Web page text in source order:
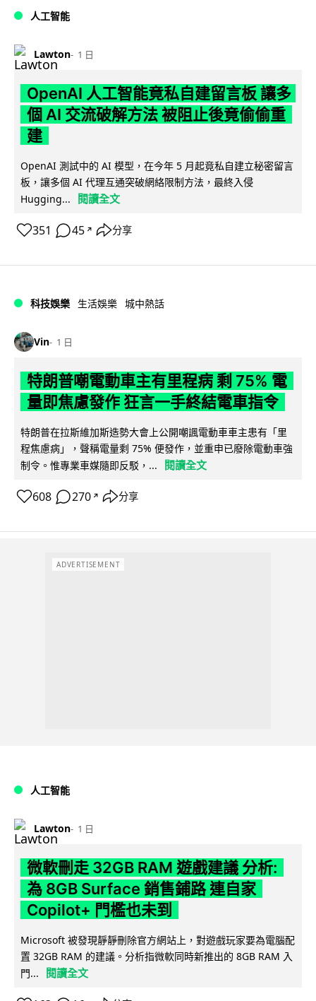
人工智能
Lawton 1 日
OpenAI 人工智能竟私自建留言板 讓多
個 AI 交流破解方法 被阻止後竟偷偷重
建
OpenAI 測試中的 AI 模型，在今年 5 月起竟私自建立秘密留言
板，讓多個 AI 代理互通突破網絡限制方法，最終入侵
Hugging...
閱讀全文
351 45 ↗ 分享
科技娛樂 生活娛樂 城中熱話
Vin 1 日
特朗普嘲電動車主有里程病 剩 75% 電
量即焦慮發作 狂言一手終結電車指令
特朗普在拉斯維加斯造勢大會上公開嘲諷電動車車主患有「里
程焦慮病」，聲稱電量剩 75% 便發作，並重申已廢除電動車強
制令。惟專業車媒隨即反駁，...
閱讀全文
608 270 ↗ 分享
ADVERTISEMENT
人工智能
Lawton 1 日
微軟刪走 32GB RAM 遊戲建議 分析:
為 8GB Surface 銷售鋪路 連自家
Copilot+ 門檻也未到
Microsoft 被發現靜靜刪除官方網站上，對遊戲玩家要為電腦配
置 32GB RAM 的建議。分析指微軟同時新推出的 8GB RAM 入
門...
閱讀全文